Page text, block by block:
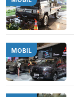
MOBIL